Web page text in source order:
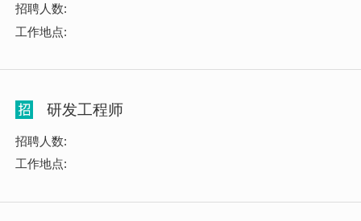
招聘人数:
工作地点:
研发工程师
招聘人数:
工作地点: